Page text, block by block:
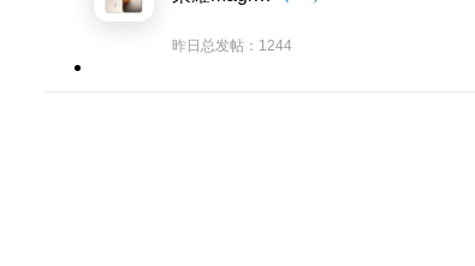
昨日总发帖：1244